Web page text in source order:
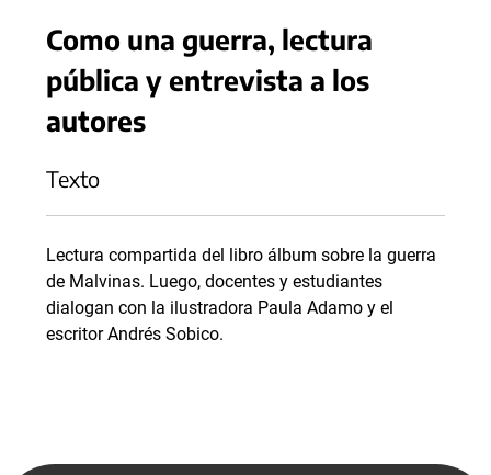
Como una guerra, lectura
pública y entrevista a los
autores
Texto
Lectura compartida del libro álbum sobre la guerra
de Malvinas. Luego, docentes y estudiantes
dialogan con la ilustradora Paula Adamo y el
escritor Andrés Sobico.